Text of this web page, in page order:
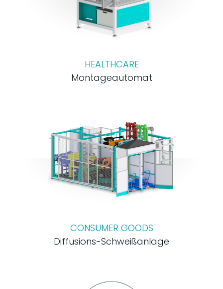
HEALTHCARE
Montageautomat
CONSUMER GOODS
Diffusions-Schweißanlage